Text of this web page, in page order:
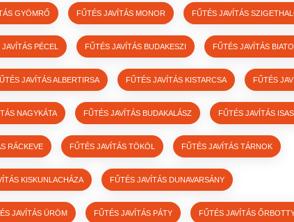
GYÖMRŐ FŰTÉS JAVÍTÁS MONOR FŰTÉS JAVÍTÁS
PÉCEL FŰTÉS JAVÍTÁS BUDAKESZI FŰTÉS JAVÍTÁS
JAVÍTÁS ALBERTIRSA FŰTÉS JAVÍTÁS KISTARCSA FŰTÉS
NAGYKÁTA FŰTÉS JAVÍTÁS BUDAKALÁSZ FŰTÉS JAVÍTÁS
RÁCKEVE FŰTÉS JAVÍTÁS TÖKÖL FŰTÉS JAVÍTÁS TÁRNOK
KISKUNLACHÁZA FŰTÉS JAVÍTÁS DUNAVARSÁNY
JAVÍTÁS ÜRÖM FŰTÉS JAVÍTÁS PÁTY FŰTÉS JAVÍTÁS